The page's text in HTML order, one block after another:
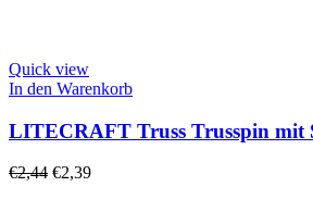
Quick view
In den Warenkorb
LITECRAFT Truss Trusspin mit
€2,44 €2,39